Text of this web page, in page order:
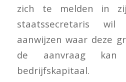
zich te melden in
staatssecretaris
aanwijzen waar deze
de aanvraag kan
bedrijfskapitaal.